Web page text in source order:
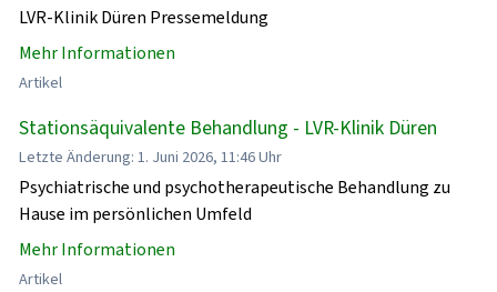
LVR-Klinik Düren Pressemeldung
Mehr Informationen
Artikel
Stationsäquivalente Behandlung - LVR-Klinik Düren
Letzte Änderung: 1. Juni 2026, 11:46 Uhr
Psychiatrische und psychotherapeutische Behandlung zu
Hause im persönlichen Umfeld
Mehr Informationen
Artikel